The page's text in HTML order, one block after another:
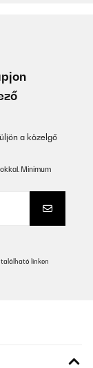
a közelgő
Minimum
linken